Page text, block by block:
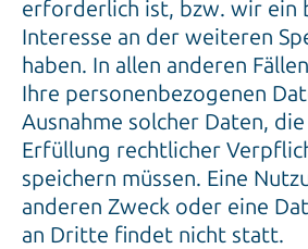
erforderlich ist, bzw. wir ein
Interesse an der weiteren
haben. In allen anderen
Ihre personenbezogenen
Ausnahme solcher Daten,
Erfüllung rechtlicher
speichern müssen. Eine
anderen Zweck oder eine
an Dritte findet nicht statt.